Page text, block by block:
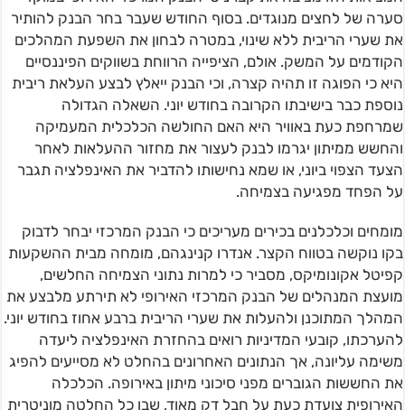
סערה של לחצים מנוגדים. בסוף החודש שעבר בחר הבנק להותיר
את שערי הריבית ללא שינוי, במטרה לבחון את השפעת המהלכים
הקודמים על המשק. אולם, הציפייה הרווחת בשווקים הפיננסיים
היא כי הפוגה זו תהיה קצרה, וכי הבנק ייאלץ לבצע העלאת ריבית
נוספת כבר בישיבתו הקרובה בחודש יוני. השאלה הגדולה
שמרחפת כעת באוויר היא האם החולשה הכלכלית המעמיקה
והחשש ממיתון יגרמו לבנק לעצור את מחזור ההעלאות לאחר
הצעד הצפוי ביוני, או שמא נחישותו להדביר את האינפלציה תגבר
על הפחד מפגיעה בצמיחה.
מומחים וכלכלנים בכירים מעריכים כי הבנק המרכזי יבחר לדבוק
בקו נוקשה בטווח הקצר. אנדרו קנינגהם, מומחה מבית ההשקעות
קפיטל אקונומיקס, מסביר כי למרות נתוני הצמיחה החלשים,
מועצת המנהלים של הבנק המרכזי האירופי לא תירתע מלבצע את
המהלך המתוכנן ולהעלות את שערי הריבית ברבע אחוז בחודש יוני.
להערכתו, קובעי המדיניות רואים בהחזרת האינפלציה ליעדה
משימה עליונה, אך הנתונים האחרונים בהחלט לא מסייעים להפיג
את החששות הגוברים מפני סיכוני מיתון באירופה. הכלכלה
האירופית צועדת כעת על חבל דק מאוד, שבו כל החלטה מוניטרית